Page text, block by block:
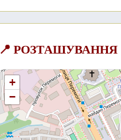
📍 РОЗТАШУВАННЯ
+
−